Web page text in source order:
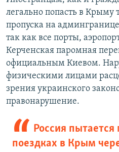
легально попасть в Крыму
пропуска на
так как все порты,
Керченская паромная
официальным Киевом.
физическими лицами
зрения украинского
правонарушение.
Россия пытается
поездках в Крым